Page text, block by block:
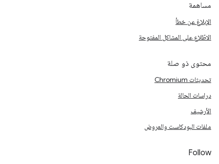
مساهمة
الإبلاغ عن خطأ
الاطّلاع على المشاكل المفتوحة
محتوى ذو صلة
تحديثات Chromium
دراسات الحالة
الأرشيف
ملفات البودكاست والعروض
Follow